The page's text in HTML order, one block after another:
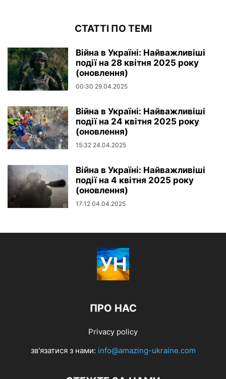
СТАТТІ ПО ТЕМІ
Війна в Україні: Найважливіші
події на 28 квітня 2025 року
(оновлення)
00:30 29.04.2025
Війна в Україні: Найважливіші
події на 24 квітня 2025 року
(оновлення)
15:32 24.04.2025
Війна в Україні: Найважливіші
події на 4 квітня 2025 року
(оновлення)
17:12 04.04.2025
ПРО НАС
Privacy policy
зв'язатися з нами: info@amazing-ukraine.com